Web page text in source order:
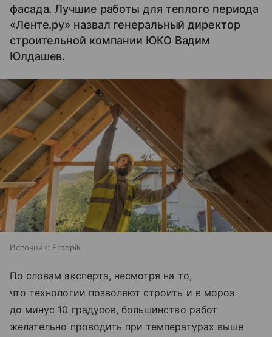
фасада. Лучшие работы для теплого периода
«Ленте.ру» назвал генеральный директор
строительной компании ЮКО Вадим
Юлдашев.
Источник: Freepik
По словам эксперта, несмотря на то,
что технологии позволяют строить и в мороз
до минус 10 градусов, большинство работ
желательно проводить при температурах выше